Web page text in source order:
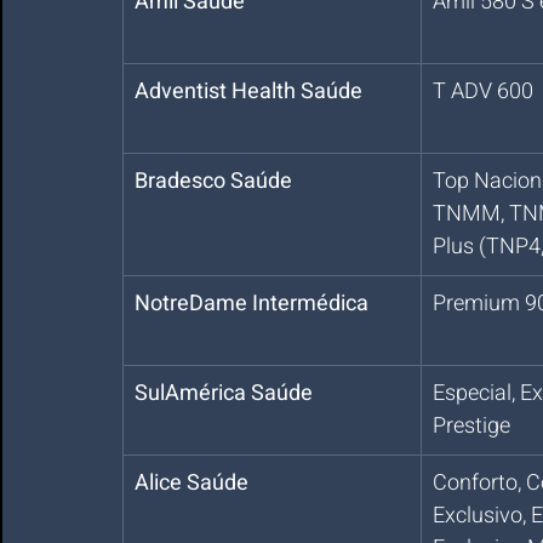
Adventist Health Saúde T ADV 600
Bradesco Saúde
Top
TNMM,
Plus
NotreDame Intermédica
Premium
SulAmérica Saúde
Especial,
Prestige
Alice Saúde
Conforto,
Exclusivo,